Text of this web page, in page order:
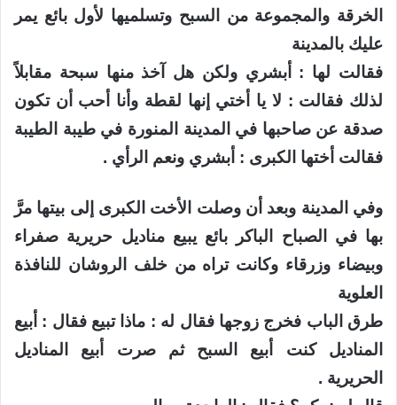
الخرقة والمجموعة من السبح وتسلميها لأول بائع يمر
عليك بالمدينة
فقالت لها : أبشري ولكن هل آخذ منها سبحة مقابلاً
لذلك فقالت : لا يا أختي إنها لقطة وأنا أحب أن تكون
صدقة عن صاحبها في المدينة المنورة في طيبة الطيبة
فقالت أختها الكبرى : أبشري ونعم الرأي .
وفي المدينة وبعد أن وصلت الأخت الكبرى إلى بيتها مرَّ
بها في الصباح الباكر بائع يبيع مناديل حريرية صفراء
وبيضاء وزرقاء وكانت تراه من خلف الروشان للنافذة
العلوية
طرق الباب فخرج زوجها فقال له : ماذا تبيع فقال : أبيع
المناديل كنت أبيع السبح ثم صرت أبيع المناديل
الحريرية .